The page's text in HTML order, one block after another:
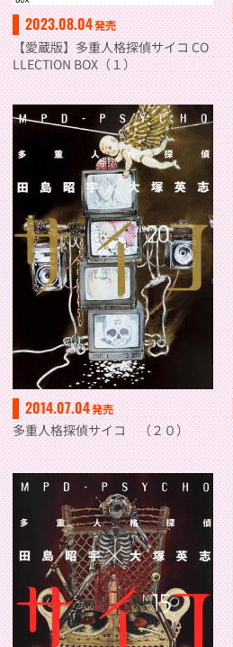
2023.08.04発売
【愛蔵版】多重人格探偵サイコ CO
LLECTION BOX（１）
2014.07.04発売
多重人格探偵サイコ （２０）